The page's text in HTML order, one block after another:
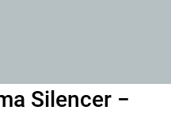
Silencer −